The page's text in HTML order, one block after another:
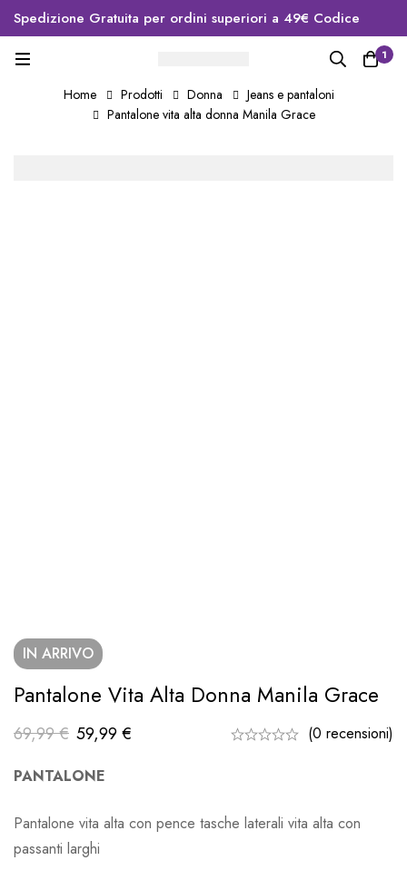
Spedizione Gratuita per ordini superiori a 49€ Codice
sconto primo ordine WELCOME10
1
Home Prodotti Donna
Jeans e pantaloni
Pantalone vita alta donna Manila Grace
IN ARRIVO
Pantalone Vita Alta Donna Manila Grace
69,99€ 59,99 € (0 recensioni)
PANTALONE
Pantalone vita alta con pence tasche laterali vita alta con
passanti larghi